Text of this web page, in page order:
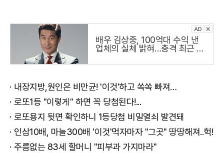
배우 김상중, 100억대 수익 낸
업체의 실체 밝혀…충격 최근 냉
의 사랑을 받는 국민 배우 김상
내장지방,원인은 비만균! '이것'하고 쏙쏙 빠져…
로또1등 "이렇게" 하면 꼭 당첨된다!...
로또용지 뒷면 확인하니 1등당첨 비밀열쇠 발견돼
인삼10배, 마늘300배 '이것'먹자마자 "그곳" 땅땅해져..헉!
주름없는 83세 할머니 "피부과 가지마라"